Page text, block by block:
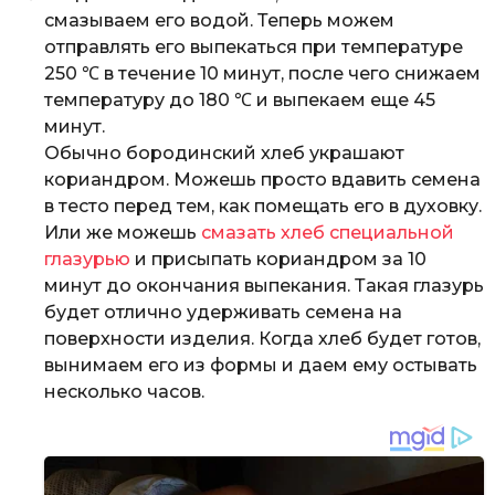
смазываем его водой. Теперь можем
отправлять его выпекаться при температуре
250 ℃ в течение 10 минут, после чего снижаем
температуру до 180 ℃ и выпекаем еще 45
минут.
Обычно бородинский хлеб украшают
кориандром. Можешь просто вдавить семена
в тесто перед тем, как помещать его в духовку.
Или же можешь смазать хлеб специальной
глазурью и присыпать кориандром за 10
минут до окончания выпекания. Такая глазурь
будет отлично удерживать семена на
поверхности изделия. Когда хлеб будет готов,
вынимаем его из формы и даем ему остывать
несколько часов.